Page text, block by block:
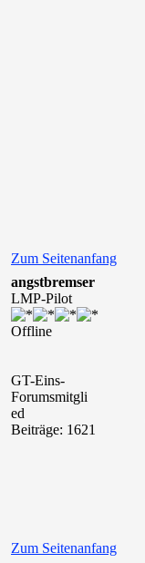
Zum Seitenanfang
angstbremser
LMP-Pilot
Offline
GT-Eins-
Forumsmitgli
ed
Beiträge: 1621
Zum Seitenanfang